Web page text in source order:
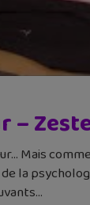
–
Mais
la